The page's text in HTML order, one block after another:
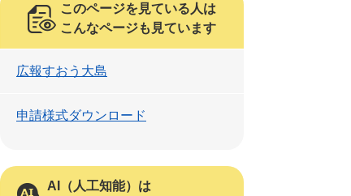
このページを見ている人は
こんなページも見ています
広報すおう大島
申請様式ダウンロード
AI（人工知能）は